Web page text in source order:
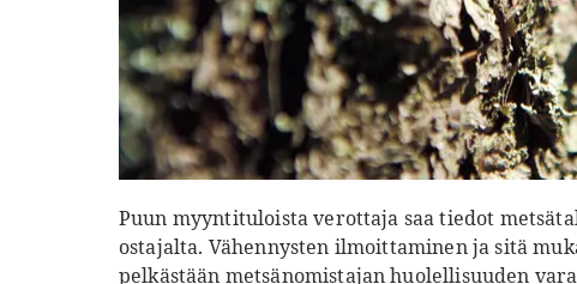
Puun myyntituloista verottaja saa tiedot
ostajalta. Vähennysten ilmoittaminen ja sitä
pelkästään metsänomistajan huolellisuuden